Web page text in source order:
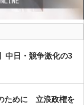
中日・競争激化の3
ために 立浪政権を